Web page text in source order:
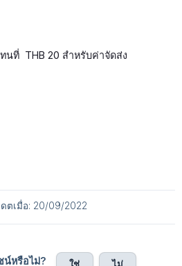
ทนที่ THB 20 สำหรับค่าจัดส่ง
ดตเมื่อ: 20/09/2022
น์หรือไม่?